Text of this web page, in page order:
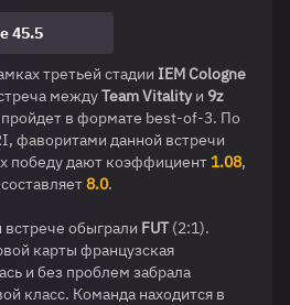
45.5
третьей стадии IEM Cologne
междуTeam Vitalityи 9z
в формате best-of-3. По
фаворитами данной встречи
победу дают коэффициент1.08,
8.0.
обыграли FUT(2:1).
карты французская
и без проблем забрала
класс. Команда находится в